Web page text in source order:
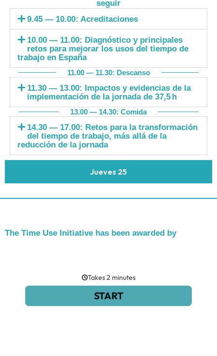
Jueves 25
seguir
9.45 — 10.00: Acreditaciones
10.00 — 11.00: Diagnóstico y principales
retos para mejorar los usos del tiempo de
trabajo en España
11.00 — 11.30: Descanso
11.30 — 13.00: Impactos y evidencias de la
implementación de la jornada de 37,5 h
13.00 — 14.30: Comida
14.30 — 17.00: Retos para la transformación
del tiempo de trabajo, más allá de la
reducción de la jornada
The Time Use Initiative has been awarded by